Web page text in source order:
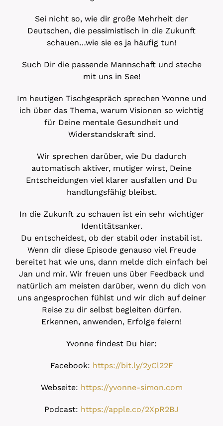
Sei nicht so, wie dir große Mehrheit der
Deutschen, die pessimistisch in die Zukunft
schauen…wie sie es ja häufig tun!
Such Dir die passende Mannschaft und steche
mit uns in See!
Im heutigen Tischgespräch sprechen Yvonne und
ich über das Thema, warum Visionen so wichtig
für Deine mentale Gesundheit und
Widerstandskraft sind.
Wir sprechen darüber, wie Du dadurch
automatisch aktiver, mutiger wirst, Deine
Entscheidungen viel klarer ausfallen und Du
handlungsfähig bleibst.
In die Zukunft zu schauen ist ein sehr wichtiger
Identitätsanker.
Du entscheidest, ob der stabil oder instabil ist.
Wenn dir diese Episode genauso viel Freude
bereitet hat wie uns, dann melde dich einfach bei
Jan und mir. Wir freuen uns über Feedback und
natürlich am meisten darüber, wenn du dich von
uns angesprochen fühlst und wir dich auf deiner
Reise zu dir selbst begleiten dürfen.
Erkennen, anwenden, Erfolge feiern!
Yvonne findest Du hier:
Facebook: https://bit.ly/2yCl22F
Webseite: https://yvonne-simon.com
Podcast: https://apple.co/2XpR2BJ